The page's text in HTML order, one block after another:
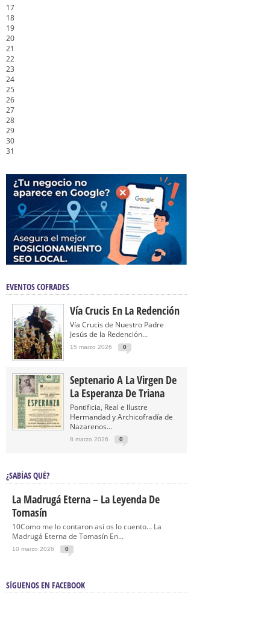
17
18
19
20
21
22
23
24
25
26
27
28
29
30
31
EVENTOS COFRADES
Vía Crucis En La Redención
Vía Crucis de Nuestro Padre
Jesús de la Redención...
15 marzo 2026 0
Septenario A La Virgen De
La Esperanza De Triana
Pontificia, Real e Ilustre
Hermandad y Archicofradía de
Nazarenos...
8 marzo 2026 0
¿SABÍAS QUÉ?
La Madrugá Eterna – La Leyenda De
Tomasín
10Como me lo contaron así os lo cuento… La
Madrugá Eterna de Tomasín En...
10 marzo 2026 0
SÍGUENOS EN FACEBOOK